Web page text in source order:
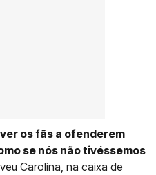
os fãs a ofenderem
se nós não tivéssemos
Carolina, na caixa de